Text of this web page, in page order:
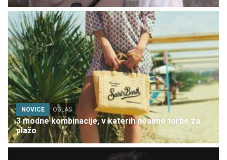
NOVICE OGLAS
3 modne kombinacije, v katerih nosimo torbe za
plažo